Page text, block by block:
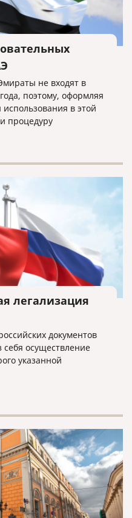
не входят в
поэтому, оформляя
в этой
процедуру
и Консульства
легализация
документов
себя осуществление
указанной